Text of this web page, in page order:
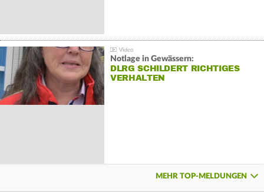
Notlage in Gewässern:
DLRG SCHILDERT RICHTIGES
VERHALTEN
MEHR TOP-MELDUNGEN